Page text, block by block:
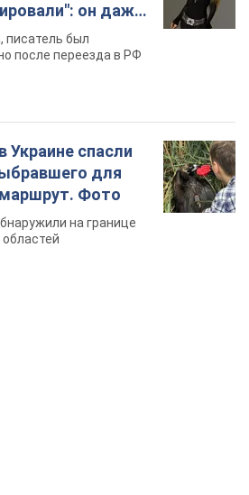
он даже
теперь хочет
писатель был
после переезда в РФ
Украине спасли
для
Фото
на границе